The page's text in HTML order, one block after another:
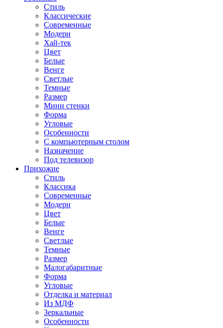
Стиль
Классические
Современные
Модерн
Хай-тек
Цвет
Белые
Венге
Светлые
Темные
Размер
Мини стенки
Форма
Угловые
Особенности
С компьютерным столом
Назначение
Под телевизор
Прихожие
Стиль
Классика
Современные
Модерн
Цвет
Белые
Венге
Светлые
Темные
Размер
Малогабаритные
Форма
Угловые
Отделка и материал
Из МДФ
Зеркальные
Особенности